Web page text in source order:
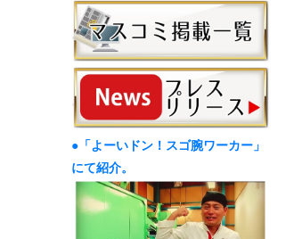
●「よーいドン！スゴ腕ワーカー」
にて紹介。